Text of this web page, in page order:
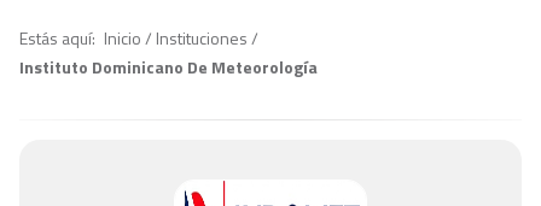
Estás aquí: Inicio/ Instituciones/
Instituto Dominicano De Meteorología